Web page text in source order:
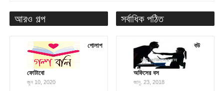
আরও গল্প
গোলাপ
ফোটাবো
জুন 10, 2020
সর্বাধিক পঠিত
বউ
অফিসের বস
জানু. 23, 2018